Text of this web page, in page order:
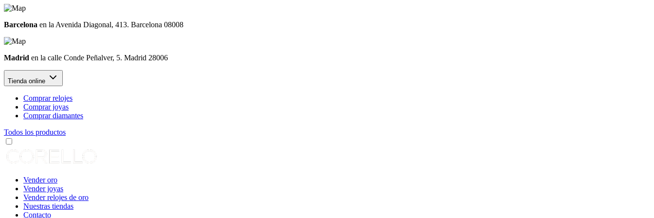
Barcelona en la Avenida Diagonal, 413. Barcelona 08008
Madrid en la calle Conde Peñalver, 5. Madrid 28006
Tienda online
Comprar relojes
Comprar joyas
Comprar diamantes
Todos los productos
Vender oro
Vender joyas
Vender relojes de oro
Nuestras tiendas
Contacto